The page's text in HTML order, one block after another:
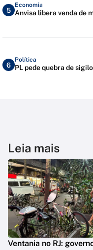
5
Economia
Anvisa libera venda de
6
Política
PL pede quebra de
Leia mais
Ventania no RJ: